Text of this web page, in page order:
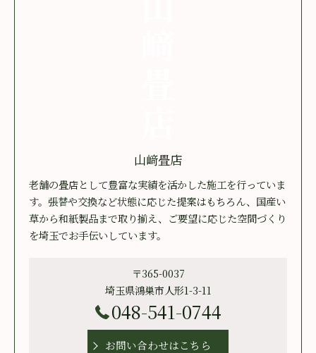
山﨑畳店
老舗の畳店として豊富な実績を活かした施工を行っていま
す。張替や交換など状態に応じた提案はもちろん、国産い
草から和紙製品まで取り揃え、ご要望に応じた空間づくり
を埼玉でお手伝いしています。
〒365-0037
埼玉県鴻巣市人形1-3-11
048-541-0744
お問い合わせはこちら